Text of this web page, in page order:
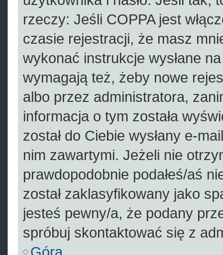
rzeczy: Jeśli COPPA jest
czasie rejestracji, że masz
wykonać instrukcje wysłane
wymagają też, żeby nowe
albo przez administratora,
informacja o tym została
został do Ciebie wysłany e-
nim zawartymi. Jeżeli nie
prawdopodobnie podałeś/aś
został zaklasyfikowany jako
jesteś pewny/a, że podany
spróbuj skontaktować się z
Góra